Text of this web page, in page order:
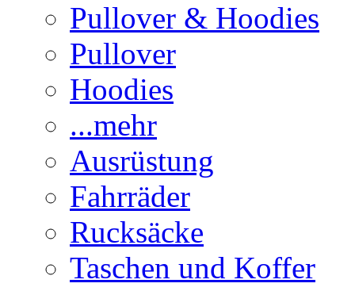
Pullover & Hoodies
Pullover
Hoodies
...mehr
Ausrüstung
Fahrräder
Rucksäcke
Taschen und Koffer